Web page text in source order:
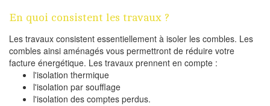
En quoi consistent les travaux ?
Les travaux consistent essentiellement à isoler les combles. Les
combles ainsi aménagés vous permettront de réduire votre
facture énergétique. Les travaux prennent en compte :
l'isolation thermique
l'isolation par soufflage
l'isolation des comptes perdus.